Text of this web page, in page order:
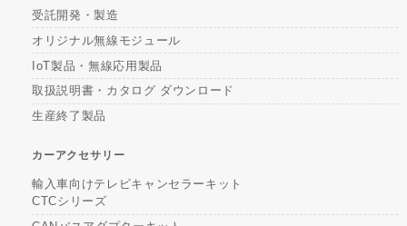
受託開発・製造
オリジナル無線モジュール
IoT製品・無線応用製品
取扱説明書・カタログ ダウンロード
生産終了製品
カーアクセサリー
輸入車向けテレビキャンセラーキット
CTCシリーズ